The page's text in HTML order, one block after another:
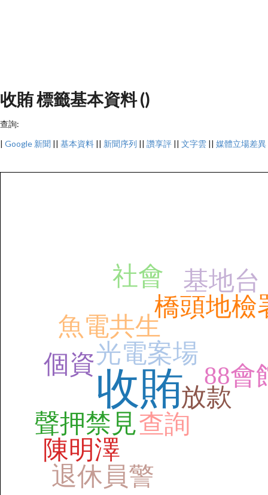
收賄 標籤基本資料 ()
查詢:
| Google 新聞 || 基本資料 || 新聞序列 || 讚享評 || 文字雲 || 媒體立場差異
收賄
光電案場
橋頭地檢
魚電共生
聲押禁見
社會
陳明澤
查詢
個資
基地台
放款
退休員警
88會